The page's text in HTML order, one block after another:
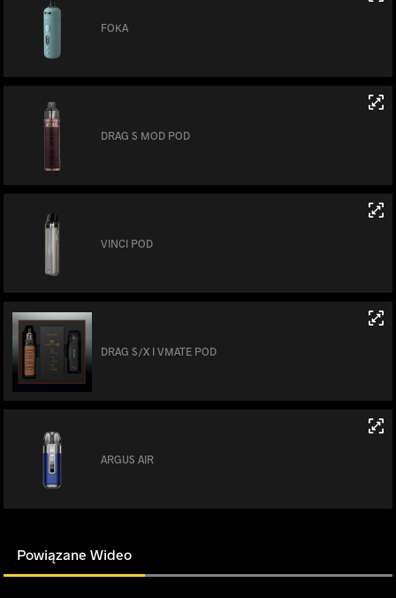
FOKA
DRAG S MOD POD
VINCI POD
DRAG S/X I VMATE POD
ARGUS AIR
Powiązane Wideo